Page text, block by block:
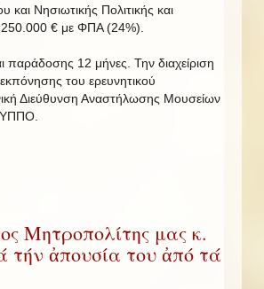
και Νησιωτικής Πολιτικής και
€ με ΦΠΑ (24%).
12 μήνες. Την διαχείριση
του ερευνητικού
Διεύθυνση Αναστήλωσης Μουσείων
ΥΠΠΟ.
Μητροπολίτης μας κ.
τήν ἀπουσία του ἀπό τά